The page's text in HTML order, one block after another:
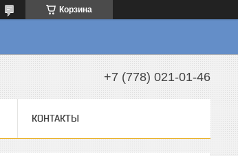
Корзина
+7 (778) 021-01-46
КОНТАКТЫ